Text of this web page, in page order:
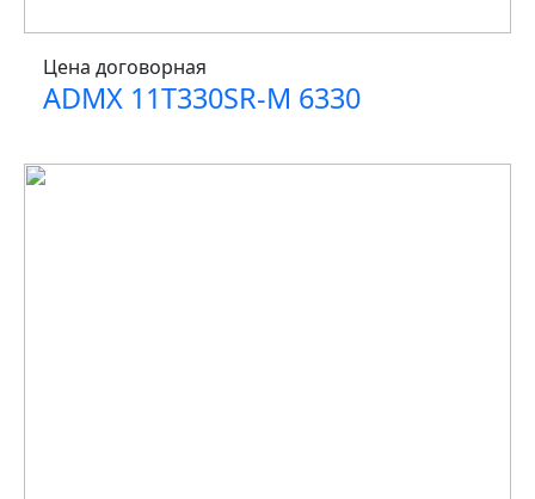
Цена договорная
ADMX 11T330SR-M 6330